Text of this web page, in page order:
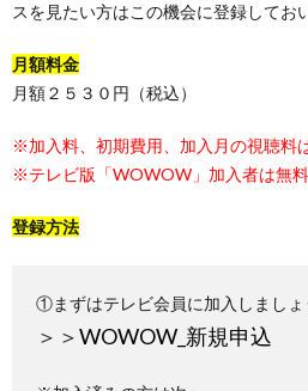
スを見たい方はこの機会に登録してお
月額料金
月額２５３０円（税込）
※加入料、初期費用、加入月の視聴料
※テレビ版「WOWOW」加入者は無料
登録方法
①まずはテレビ会員に加入しましょ
＞＞WOWOW_新規申込